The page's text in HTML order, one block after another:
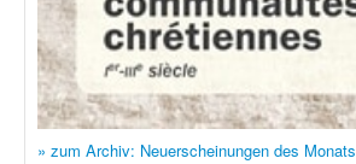
» zum Archiv: Neuerscheinungen des Monats